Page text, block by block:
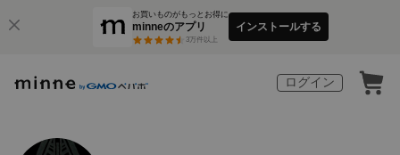
お買いものがもっとお得に
minneのアプリ
3万件以上
インストールする
ログイン